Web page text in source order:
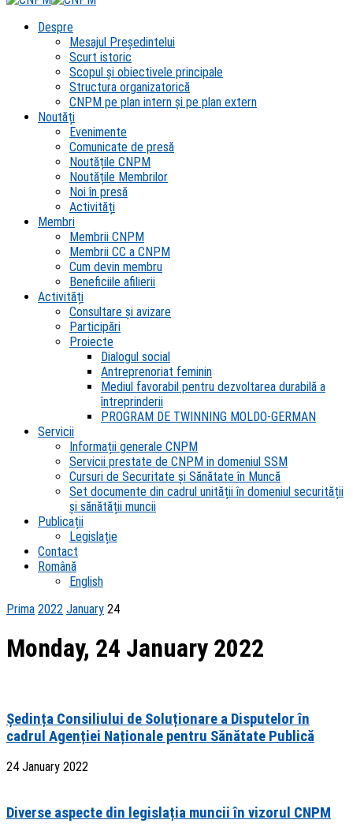
Despre
Mesajul Președintelui
Scurt istoric
Scopul şi obiectivele principale
Structura organizatorică
CNPM pe plan intern şi pe plan extern
Noutăți
Evenimente
Comunicate de presă
Noutățile CNPM
Noutățile Membrilor
Noi în presă
Activități
Membri
Membrii CNPM
Membrii CC a CNPM
Cum devin membru
Beneficiile afilierii
Activități
Consultare și avizare
Participări
Proiecte
Dialogul social
Antreprenoriat feminin
Mediul favorabil pentru dezvoltarea durabilă a
întreprinderii
PROGRAM DE TWINNING MOLDO-GERMAN
Servicii
Informații generale CNPM
Servicii prestate de CNPM in domeniul SSM
Cursuri de Securitate și Sănătate în Muncă
Set documente din cadrul unității în domeniul securității
și sănătății muncii
Publicații
Legislație
Contact
Română
English
Prima 2022 January 24
Monday, 24 January 2022
Ședința Consiliului de Soluționare a Disputelor în
cadrul Agenției Naționale pentru Sănătate Publică
24 January 2022
Diverse aspecte din legislația muncii în vizorul CNPM